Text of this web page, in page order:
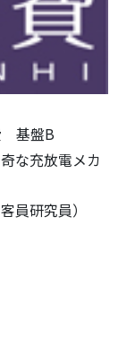
基盤B
な充放電メカ
員研究員）